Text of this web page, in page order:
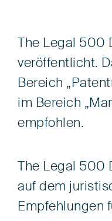
The Legal
veröffentlicht.
Bereich
im Bereich
empfohlen.
The Legal
auf dem
Empfehlungen